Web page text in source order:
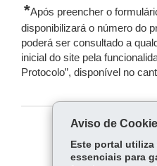
*Após preencher o
disponibilizará o número do
poderá ser consultado a
inicial do site pela
Protocolo”, disponível no
Aviso de
Este portal
essenciais para